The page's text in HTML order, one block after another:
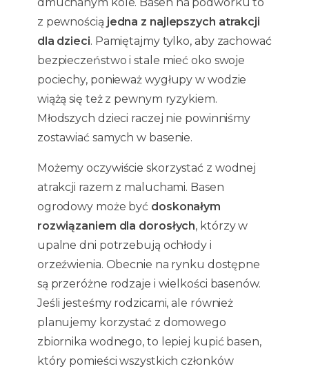
z pewnością jedna z najlepszych atrakcji
dla dzieci. Pamiętajmy tylko, aby zachować
bezpieczeństwo i stale mieć oko swoje
pociechy, ponieważ wygłupy w wodzie
wiążą się też z pewnym ryzykiem.
Młodszych dzieci raczej nie powinniśmy
zostawiać samych w basenie.
Możemy oczywiście skorzystać z wodnej
atrakcji razem z maluchami. Basen
ogrodowy może być doskonałym
rozwiązaniem dla dorosłych, którzy w
upalne dni potrzebują ochłody i
orzeźwienia. Obecnie na rynku dostępne
są przeróżne rodzaje i wielkości basenów.
Jeśli jesteśmy rodzicami, ale również
planujemy korzystać z domowego
zbiornika wodnego, to lepiej kupić basen,
który pomieści wszystkich członków